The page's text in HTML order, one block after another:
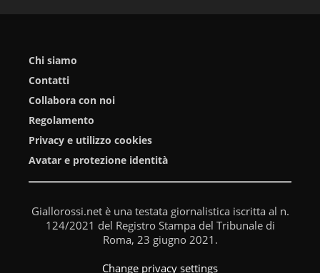
Chi siamo
Contatti
Collabora con noi
Regolamento
Privacy e utilizzo cookies
Avatar e protezione identità
Giallorossi.net è una testata giornalistica iscritta al n.
124/2021 del Registro Stampa del Tribunale di
Roma, 23 giugno 2021.
Change privacy settings